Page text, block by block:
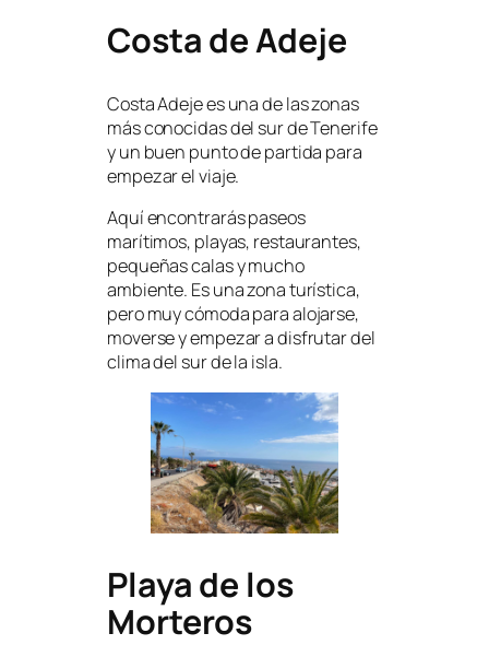
Costa de Adeje
Costa Adeje es una de las zonas
más conocidas del sur de Tenerife
y un buen punto de partida para
empezar el viaje.
Aquí encontrarás paseos
marítimos, playas, restaurantes,
pequeñas calas y mucho
ambiente. Es una zona turística,
pero muy cómoda para alojarse,
moverse y empezar a disfrutar del
clima del sur de la isla.
Playa de los
Morteros